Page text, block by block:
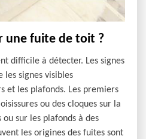
une fuite de toit ?
difficile à détecter. Les signes
les signes visibles
et les plafonds. Les premiers
ou des cloques sur la
sur les plafonds à des
les origines des fuites sont